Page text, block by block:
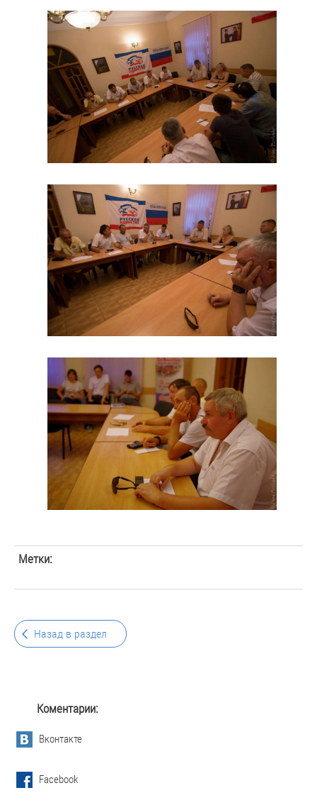
Метки:
Назад в раздел
Коментарии:
Вконтакте
Facebook